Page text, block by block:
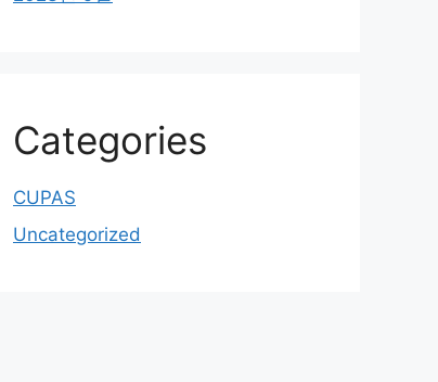
Categories
CUPAS
Uncategorized